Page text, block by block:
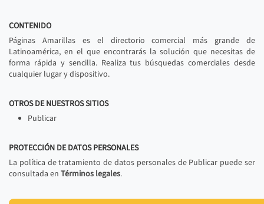
CONTENIDO
Páginas Amarillas es el directorio comercial más grande de
Latinoamérica, en el que encontrarás la solución que necesitas de
forma rápida y sencilla. Realiza tus búsquedas comerciales desde
cualquier lugar y dispositivo.
OTROS DE NUESTROS SITIOS
Publicar
PROTECCIÓN DE DATOS PERSONALES
La política de tratamiento de datos personales de Publicar puede ser
consultada en Términos legales.